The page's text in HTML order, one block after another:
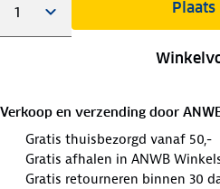
Verkoop en verzending door
Gratis thuisbezorgd vanaf 50,-
Gratis afhalen in ANWB
Gratis retourneren binnen 30